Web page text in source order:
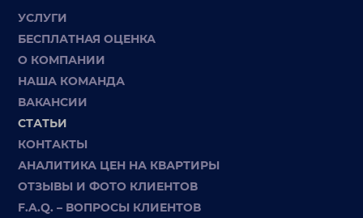
УСЛУГИ
БЕСПЛАТНАЯ ОЦЕНКА
О КОМПАНИИ
НАША КОМАНДА
ВАКАНСИИ
СТАТЬИ
КОНТАКТЫ
АНАЛИТИКА ЦЕН НА КВАРТИРЫ
ОТЗЫВЫ И ФОТО КЛИЕНТОВ
F.A.Q. – ВОПРОСЫ КЛИЕНТОВ